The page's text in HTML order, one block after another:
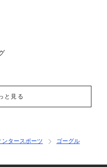
と見る
ンタースポーツ
ゴーグル